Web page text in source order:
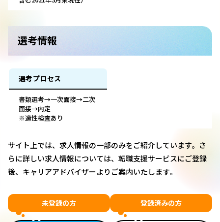
選考情報
選考プロセス
書類選考→一次面接→二次
面接→内定
※適性検査あり
サイト上では、求人情報の一部のみをご紹介しています。さ
らに詳しい求人情報については、転職支援サービスにご登録
後、キャリアアドバイザーよりご案内いたします。
未登録の方 登録済みの方